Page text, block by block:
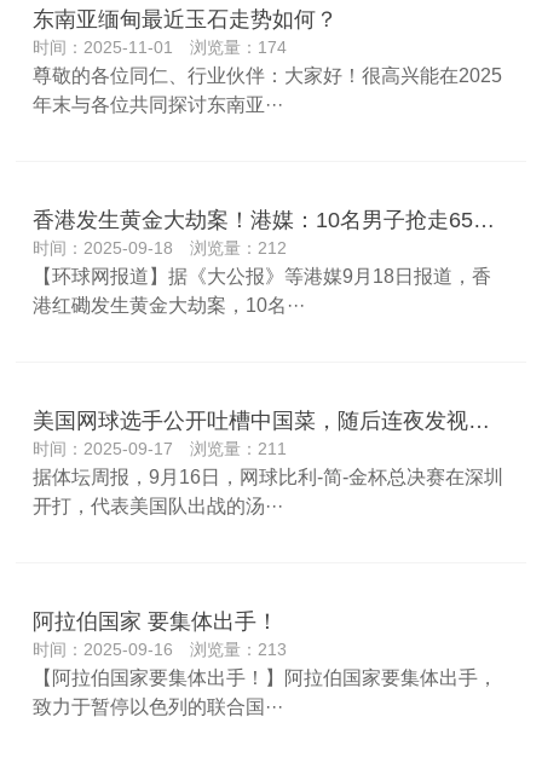
东南亚缅甸最近玉石走势如何？
时间：2025-11-01 浏览量：174
尊敬的各位同仁、行业伙伴：大家好！很高兴能在2025
年末与各位共同探讨东南亚···
香港发生黄金大劫案！港媒：10名男子抢走65公斤黄金，警方已拘捕7人
时间：2025-09-18 浏览量：212
【环球网报道】据《大公报》等港媒9月18日报道，香
港红磡发生黄金大劫案，10名···
美国网球选手公开吐槽中国菜，随后连夜发视频致歉：此次中国之行收获了美好体验，除了诚挚道歉，别无他言
时间：2025-09-17 浏览量：211
据体坛周报，9月16日，网球比利-简-金杯总决赛在深圳
开打，代表美国队出战的汤···
阿拉伯国家 要集体出手！
时间：2025-09-16 浏览量：213
【阿拉伯国家要集体出手！】阿拉伯国家要集体出手，
致力于暂停以色列的联合国···